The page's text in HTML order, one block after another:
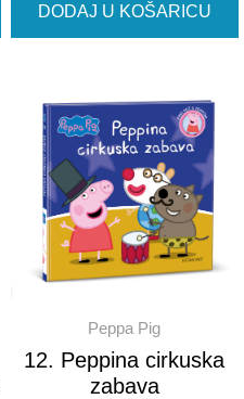
DODAJ U KOŠARICU
Peppa Pig
12. Peppina cirkuska
zabava